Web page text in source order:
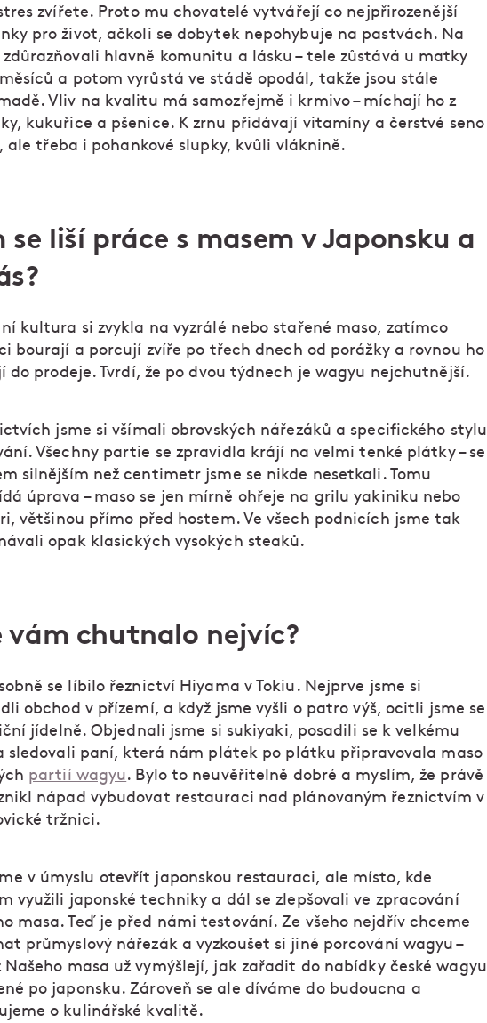
zvířete. Proto mu chovatelé vytvářejí co nejpřirozenější
pro život, ačkoli se dobytek nepohybuje na pastvách. Na
hlavně komunitu a lásku – tele zůstává u matky
a potom vyrůstá ve stádě opodál, takže jsou stále
Vliv na kvalitu má samozřejmě i krmivo – míchají ho z
kukuřice a pšenice. K zrnu přidávají vitamíny a čerstvé seno
ale třeba i pohankové slupky, kvůli vláknině.
se liší práce s masem v Japonsku a
kultura si zvykla na vyzrálé nebo stařené maso, zatímco
bourají a porcují zvíře po třech dnech od porážky a rovnou ho
do prodeje. Tvrdí, že po dvou týdnech je wagyu nejchutnější.
jsme si všímali obrovských nářezáků a specifického stylu
Všechny partie se zpravidla krájí na velmi tenké plátky – se
silnějším než centimetr jsme se nikde nesetkali. Tomu
úprava – maso se jen mírně ohřeje na grilu yakiniku nebo
většinou přímo před hostem. Ve všech podnicích jsme tak
opak klasických vysokých steaků.
vám chutnalo nejvíc?
se líbilo řeznictví Hiyama v Tokiu. Nejprve jsme si
obchod v přízemí, a když jsme vyšli o patro výš, ocitli jsme se
jídelně. Objednali jsme si sukiyaki, posadili se k velkému
sledovali paní, která nám plátek po plátku připravovala maso
partií wagyu. Bylo to neuvěřitelně dobré a myslím, že právě
nápad vybudovat restauraci nad plánovaným řeznictvím v
tržnici.
v úmyslu otevřít japonskou restauraci, ale místo, kde
využili japonské techniky a dál se zlepšovali ve zpracování
masa. Teď je před námi testování. Ze všeho nejdřív chceme
průmyslový nářezák a vyzkoušet si jiné porcování wagyu –
Našeho masa už vymýšlejí, jak zařadit do nabídky české wagyu
po japonsku. Zároveň se ale díváme do budoucna a
o kulinářské kvalitě.